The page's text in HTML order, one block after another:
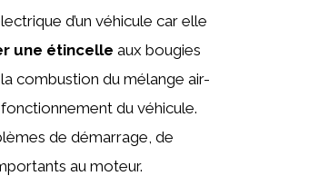
d’un véhicule car elle
une étincelle aux bougies
combustion du mélange air-
du véhicule.
de démarrage, de
au moteur.